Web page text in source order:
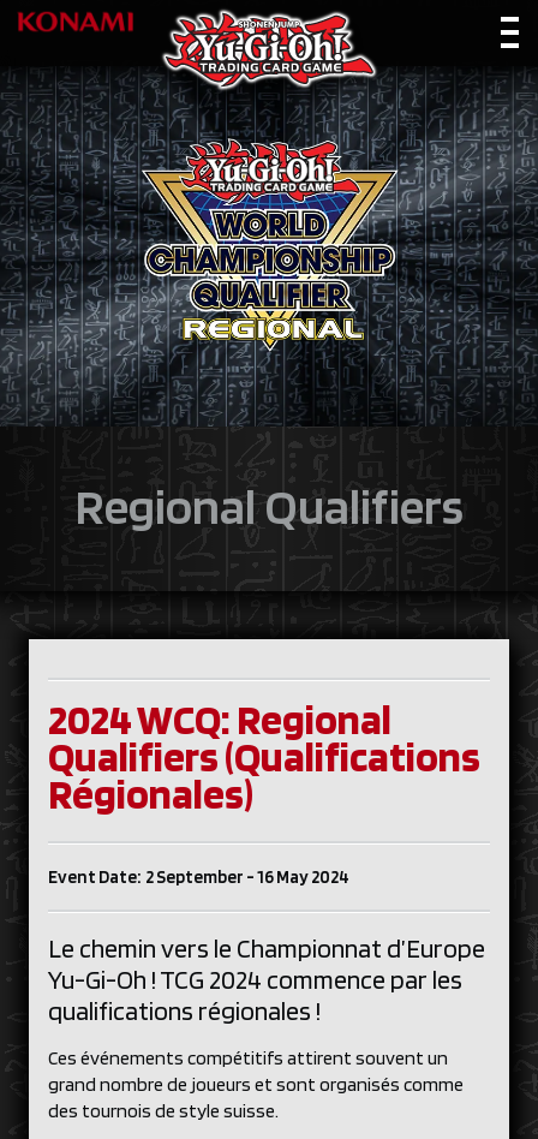
Regional Qualifiers
2024 WCQ: Regional
Qualifiers (Qualifications
Régionales)
Event Date: 2 September - 16 May 2024
Le chemin vers le Championnat d’Europe
Yu-Gi-Oh ! TCG 2024 commence par les
qualifications régionales !
Ces événements compétitifs attirent souvent un
grand nombre de joueurs et sont organisés comme
des tournois de style suisse.